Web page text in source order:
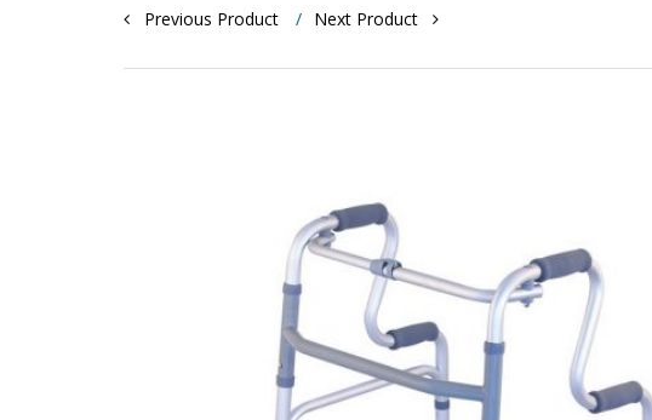
Post navigation
Previous Product Next Product